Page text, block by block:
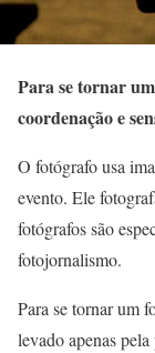
Para se tornar
coordenação e
O fotógrafo usa
evento. Ele
fotógrafos são
fotojornalismo.
Para se tornar um
levado apenas